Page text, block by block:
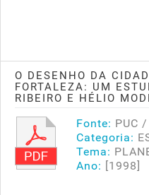
O DESENHO DA
FORTALEZA: UM
RIBEIRO E HÉLIO
Fonte: PUC
Categoria:
Tema:
Ano: [1998]